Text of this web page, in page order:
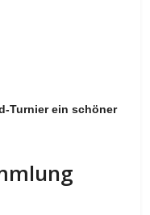
Turnier ein schöner